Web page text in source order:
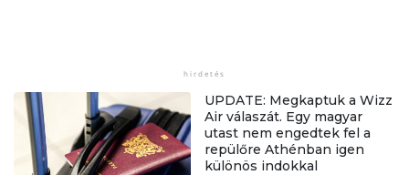
UPDATE: Megkaptuk a Wizz
Air válaszát. Egy magyar
utast nem engedtek fel a
repülőre Athénban igen
különös indokkal